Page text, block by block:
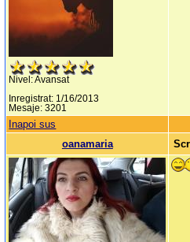
Nivel: Avansat
Inregistrat: 1/16/2013
Mesaje: 3201
Inapoi sus
oanamaria